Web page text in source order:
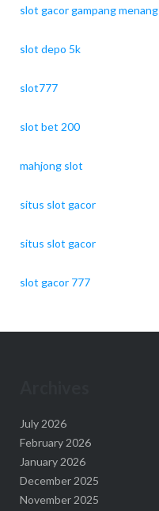
slot gacor gampang menang
slot depo 5k
slot777
slot bet 200
mahjong slot
situs slot gacor
situs slot gacor
slot gacor 777
July 2026
February 2026
January 2026
December 2025
November 2025